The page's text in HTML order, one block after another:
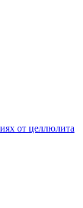
от целлюлита